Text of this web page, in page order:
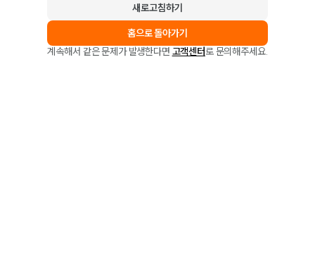
새로고침하기
홈으로 돌아가기
계속해서 같은 문제가 발생한다면 고객센터로 문의해주세요.